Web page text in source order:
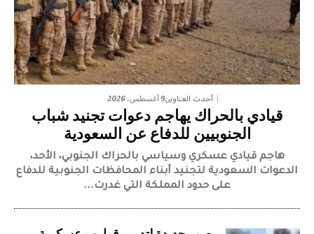
أحدث العناوين9 أغسطس، 2026
قيادي بالحراك يهاجم دعوات تجنيد شباب
الجنوبيين للدفاع عن السعودية
هاجم قيادي عسكري وسياسي بالحراك الجنوبي، الأحد،
الدعوات السعودية لتجنيد أبناء المحافظات الجنوبية للدفاع
على حدود المملكة التي غدرت...